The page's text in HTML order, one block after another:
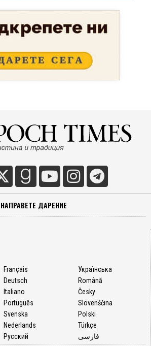
НАПРАВЕТЕ ДАРЕНИЕ
Français
Deutsch
Italiano
Português
Svenska
Nederlands
Русский
Українська
Română
Česky
Slovenščina
Polski
Türkçe
فارسی